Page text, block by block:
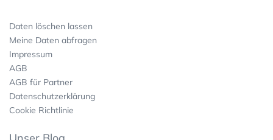
Daten löschen lassen
Meine Daten abfragen
Impressum
AGB
AGB für Partner
Datenschutzerklärung
Cookie Richtlinie